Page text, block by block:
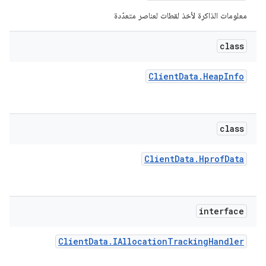
معلومات الذاكرة لأخذ لقطات لعناصر متعدّدة
class
ClientData . HeapInfo
class
ClientData . HprofData
interface
ClientData . IAllocationTrackingHandler